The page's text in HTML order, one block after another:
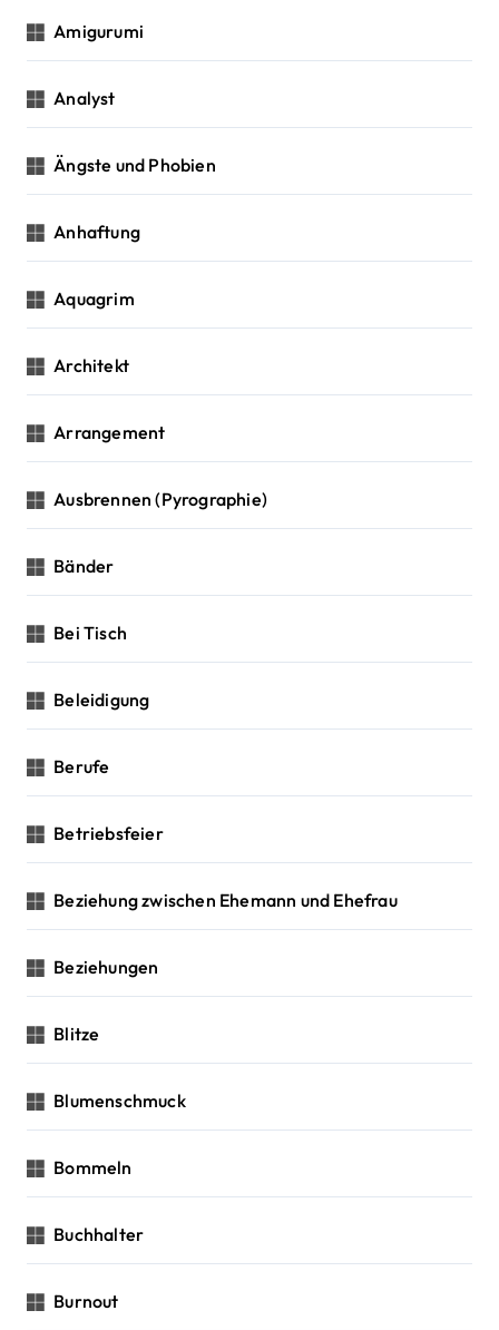
Amigurumi
Analyst
Ängste und Phobien
Anhaftung
Aquagrim
Architekt
Arrangement
Ausbrennen (Pyrographie)
Bänder
Bei Tisch
Beleidigung
Berufe
Betriebsfeier
Beziehung zwischen Ehemann und Ehefrau
Beziehungen
Blitze
Blumenschmuck
Bommeln
Buchhalter
Burnout